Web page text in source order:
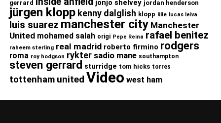
gerrard jonjo shelvey jordan henderson
jürgen klopp kenny dalglish klopp lille lucas leiva
luis suarez manchester city Manchester
United mohamed salah origi Pepe Reina rafael benitez
raheem sterling real madrid roberto firmino rodgers
roma roy hodgson rykter sadio mane southampton
steven gerrard sturridge tom hicks torres
tottenham united Video west ham